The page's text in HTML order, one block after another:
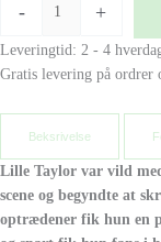
- +
Leveringtid: 2 - 4
Gratis levering på ordrer
Beksrivelse
Lille Taylor var vild
scene og begyndte at
optrædener fik hun en